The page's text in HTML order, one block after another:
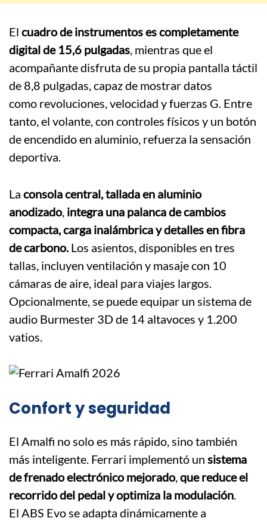
El cuadro de instrumentos es completamente
digital de 15,6 pulgadas, mientras que el
acompañante disfruta de su propia pantalla táctil
de 8,8 pulgadas, capaz de mostrar datos
como revoluciones, velocidad y fuerzas G. Entre
tanto, el volante, con controles físicos y un botón
de encendido en aluminio, refuerza la sensación
deportiva.
La consola central, tallada en aluminio
anodizado, integra una palanca de cambios
compacta, carga inalámbrica y detalles en fibra
de carbono.Los asientos, disponibles en tres
tallas, incluyen ventilación y masaje con 10
cámaras de aire, ideal para viajes largos.
Opcionalmente, se puede equipar un sistema de
audio Burmester 3D de 14 altavoces y 1.200
vatios.
Confort y seguridad
El Amalfi no solo es más rápido, sino también
más inteligente. Ferrari implementó un sistema
de frenado electrónico mejorado,que reduce el
recorrido del pedal y optimiza la modulación.
El ABS Evo se adapta dinámicamente a